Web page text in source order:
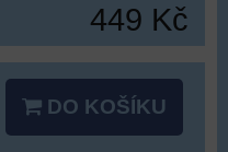
449 Kč
DO KOŠÍKU